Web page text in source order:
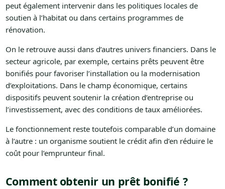
peut également intervenir dans les politiques locales de
soutien à l’habitat ou dans certains programmes de
rénovation.
On le retrouve aussi dans d’autres univers financiers. Dans le
secteur agricole, par exemple, certains prêts peuvent être
bonifiés pour favoriser l’installation ou la modernisation
d’exploitations. Dans le champ économique, certains
dispositifs peuvent soutenir la création d’entreprise ou
l’investissement, avec des conditions de taux améliorées.
Le fonctionnement reste toutefois comparable d’un domaine
à l’autre : un organisme soutient le crédit afin d’en réduire le
coût pour l’emprunteur final.
Comment obtenir un prêt bonifié ?